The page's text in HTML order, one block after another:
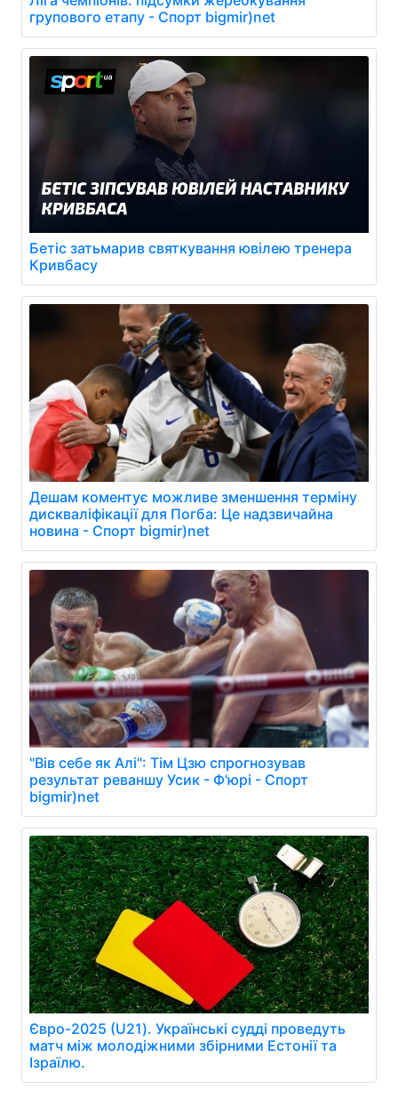
групового етапу - Спорт bigmir)net
Бетіс затьмарив святкування ювілею тренера
Кривбасу
Дешам коментує можливе зменшення терміну
дискваліфікації для Погба: Це надзвичайна
новина - Спорт bigmir)net
"Вів себе як Алі": Тім Цзю спрогнозував
результат реваншу Усик - Ф'юрі - Спорт
bigmir)net
Євро-2025 (U21). Українські судді проведуть
матч між молодіжними збірними Естонії та
Ізраїлю.